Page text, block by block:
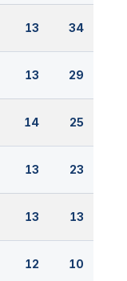
13 34
13 29
14 25
13 23
13 13
12 10